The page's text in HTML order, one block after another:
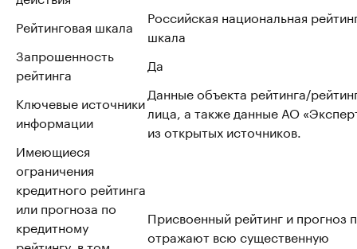
Рейтинговая шкала
Российская национальная
шкала
Запрошенность
рейтинга
Да
Ключевые источники
информации
Данные объекта рейтинга/
лица, а также данные АО
из открытых источников.
Имеющиеся
ограничения
кредитного рейтинга
или прогноза по
кредитному
Присвоенный рейтинг и прогноз
отражают всю существенную